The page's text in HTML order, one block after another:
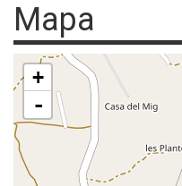
Mapa
+
-